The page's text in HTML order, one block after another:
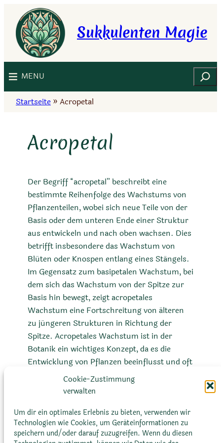
Cookie-Zustimmung
verwalten
Um dir ein optimales Erlebnis zu bieten, verwenden wir
Technologien wie Cookies, um Geräteinformationen zu
speichern und/oder darauf zuzugreifen. Wenn du diesen
Inhalt
springen
Sukkulenten Magie
MENU Suchen
Startseite » Acropetal
Acropetal
Der Begriff “acropetal” beschreibt eine
bestimmte Reihenfolge des Wachstums von
Pflanzenteilen, wobei sich neue Teile von der
Basis oder dem unteren Ende einer Struktur
aus entwickeln und nach oben wachsen. Dies
betrifft insbesondere das Wachstum von
Blüten oder Knospen entlang eines Stängels.
Im Gegensatz zum basipetalen Wachstum, bei
dem sich das Wachstum von der Spitze zur
Basis hin bewegt, zeigt acropetales
Wachstum eine Fortschreitung von älteren
zu jüngeren Strukturen in Richtung der
Spitze. Acropetales Wachstum ist in der
Botanik ein wichtiges Konzept, da es die
Entwicklung von Pflanzen beeinflusst und oft
auf bestimmte Umweltreize oder hormonelle
Signale reagiert. Es spielt auch eine wichtige
von Pflanzen und ist oft ein wichtiger Faktor
für die Blütenbildung.